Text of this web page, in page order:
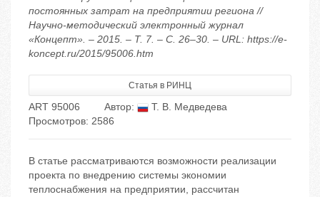
постоянных затрат на предприятии региона //
Научно-методический электронный журнал
«Концепт». – 2015. – Т. 7. – С. 26–30. – URL: https://e-
koncept.ru/2015/95006.htm
Статья в РИНЦ
ART 95006 Автор:
Т. В. Медведева
Просмотров: 2586
В статье рассматриваются возможности реализации
проекта по внедрению системы экономии
теплоснабжения на предприятии, рассчитан